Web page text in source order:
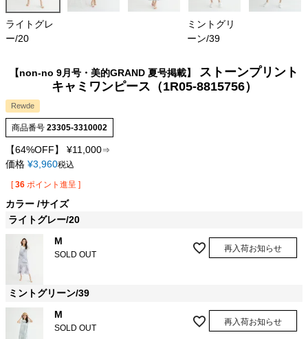
ライトグレ
ー/20
ミントグリ
ーン/39
【non-no 9月号・美的GRAND 夏号掲載】
ストーンプリント
キャミワンピース（1R05-8815756）
Rewde
商品番号 23305-3310002
【64%OFF】 ¥11,000⇒
価格 ¥3,960税込
[ 36 ポイント進呈 ]
カラー サイズ
ライトグレー/20
M
SOLD OUT
再入荷お知らせ
ミントグリーン/39
M
SOLD OUT
再入荷お知らせ